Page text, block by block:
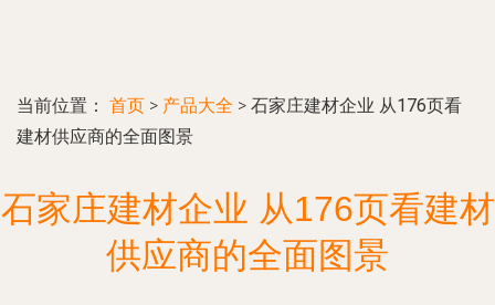
当前位置： 首页 > 产品大全 > 石家庄建材企业 从176页看
建材供应商的全面图景
石家庄建材企业 从176页看建材
供应商的全面图景